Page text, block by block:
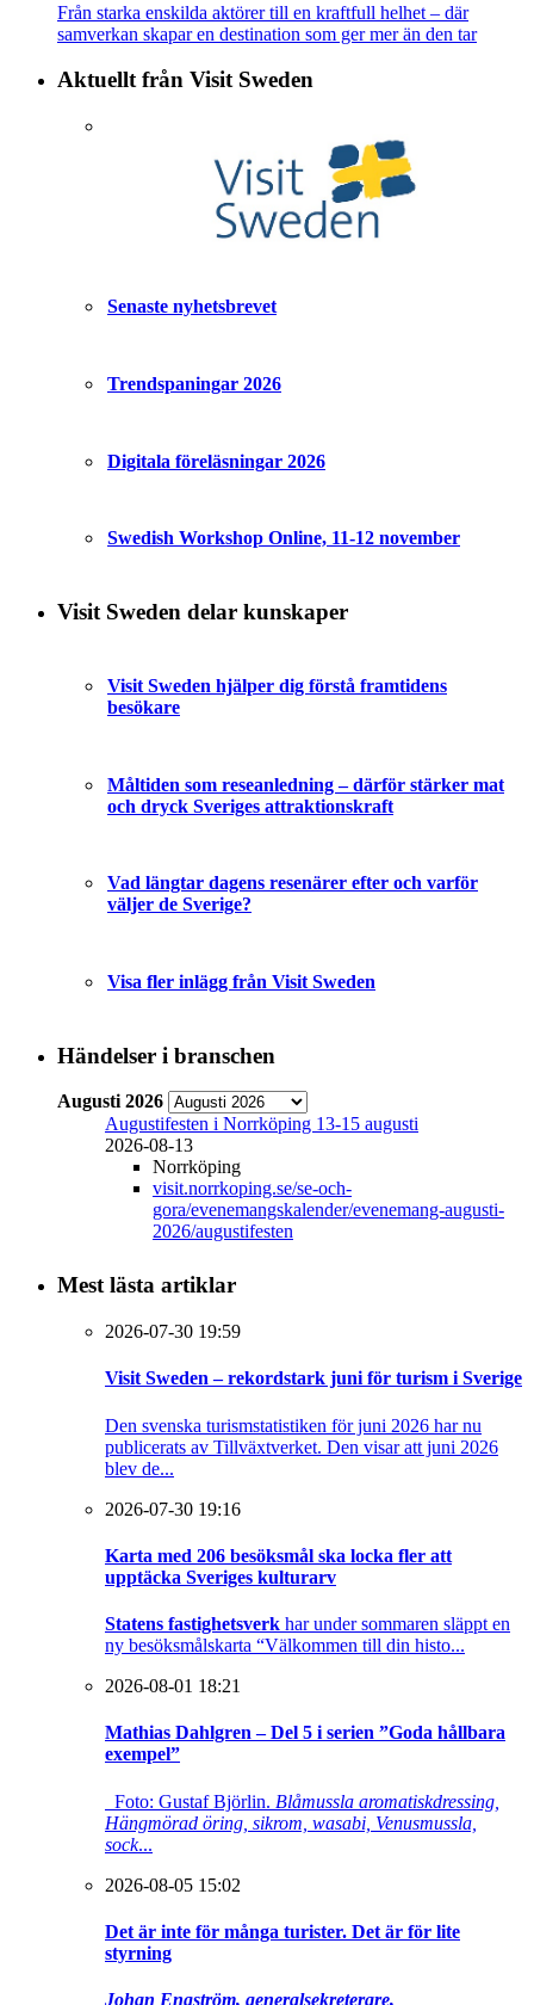
Från starka enskilda aktörer till en kraftfull helhet – där
samverkan skapar en destination som ger mer än den tar
Aktuellt från Visit Sweden
Senaste nyhetsbrevet
Trendspaningar 2026
Digitala föreläsningar 2026
Swedish Workshop Online, 11-12 november
Visit Sweden delar kunskaper
Visit Sweden hjälper dig förstå framtidens
besökare
Måltiden som reseanledning – därför stärker mat
och dryck Sveriges attraktionskraft
Vad längtar dagens resenärer efter och varför
väljer de Sverige?
Visa fler inlägg från Visit Sweden
Händelser i branschen
Augusti 2026
Augustifesten i Norrköping 13-15 augusti
2026-08-13
Norrköping
visit.norrkoping.se/se-och-
gora/evenemangskalender/evenemang-augusti-
2026/augustifesten
Mest lästa artiklar
2026-07-30 19:59
Visit Sweden – rekordstark juni för turism i Sverige
Den svenska turismstatistiken för juni 2026 har nu
publicerats av Tillväxtverket. Den visar att juni 2026
blev de...
2026-07-30 19:16
Karta med 206 besöksmål ska locka fler att
upptäcka Sveriges kulturarv
Statens fastighetsverk har under sommaren släppt en
ny besöksmålskarta “Välkommen till din histo...
2026-08-01 18:21
Mathias Dahlgren – Del 5 i serien ”Goda hållbara
exempel”
Foto: Gustaf Björlin. Blåmussla aromatiskdressing,
Hängmörad öring, sikrom, wasabi, Venusmussla,
sock...
2026-08-05 15:02
Det är inte för många turister. Det är för lite
styrning
Johan Engström, generalsekreterare,